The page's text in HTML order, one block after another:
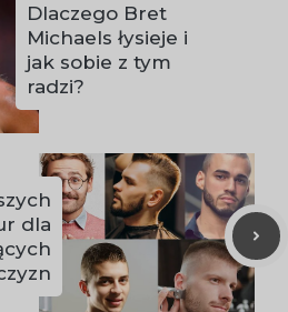
Dlaczego Bret
Michaels łysieje i
jak sobie z tym
radzi?
dla